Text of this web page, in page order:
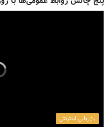
بازاریابی اینترنتی